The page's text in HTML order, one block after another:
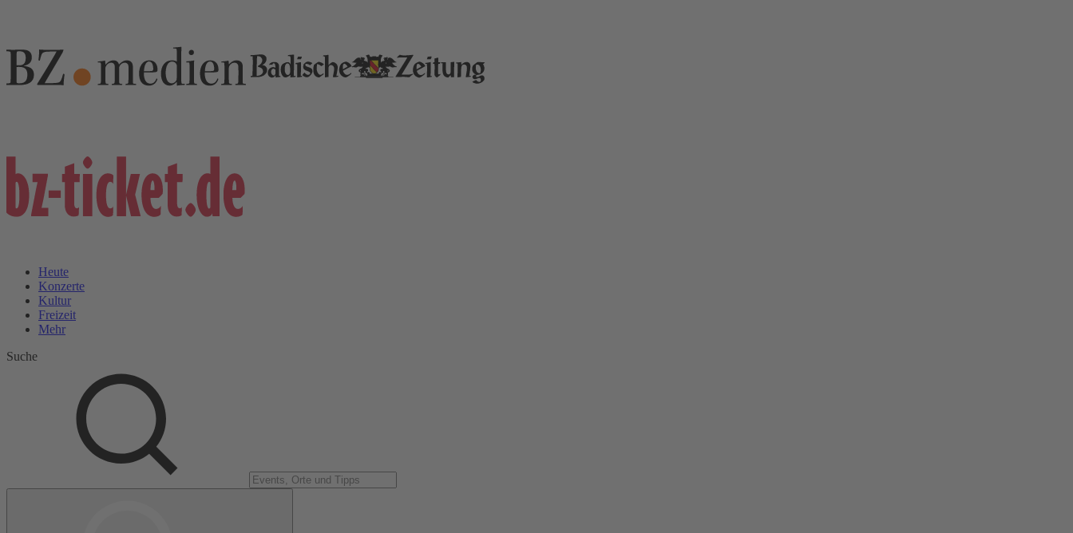
Heute
Konzerte
Kultur
Freizeit
Mehr
Suche